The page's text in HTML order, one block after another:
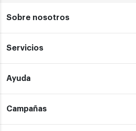
Sobre nosotros
Servicios
Ayuda
Campañas